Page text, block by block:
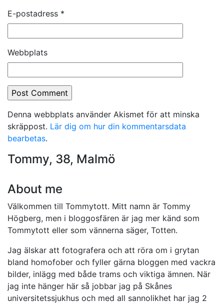
E-postadress *
Webbplats
Denna webbplats använder Akismet för att minska
skräppost. Lär dig om hur din kommentarsdata
bearbetas.
Tommy, 38, Malmö
About me
Välkommen till Tommytott. Mitt namn är Tommy
Högberg, men i bloggosfären är jag mer känd som
Tommytott eller som vännerna säger, Totten.
Jag älskar att fotografera och att röra om i grytan
bland homofober och fyller gärna bloggen med vackra
bilder, inlägg med både trams och viktiga ämnen. När
jag inte hänger här så jobbar jag på Skånes
universitetssjukhus och med all sannolikhet har jag 2